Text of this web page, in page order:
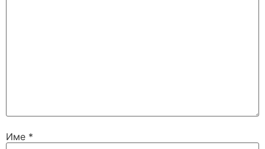
Име *